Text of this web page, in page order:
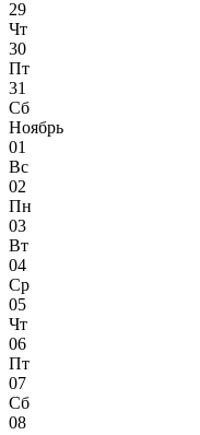
29
Чт
30
Пт
31
Сб
Ноябрь
01
Вс
02
Пн
03
Вт
04
Ср
05
Чт
06
Пт
07
Сб
08